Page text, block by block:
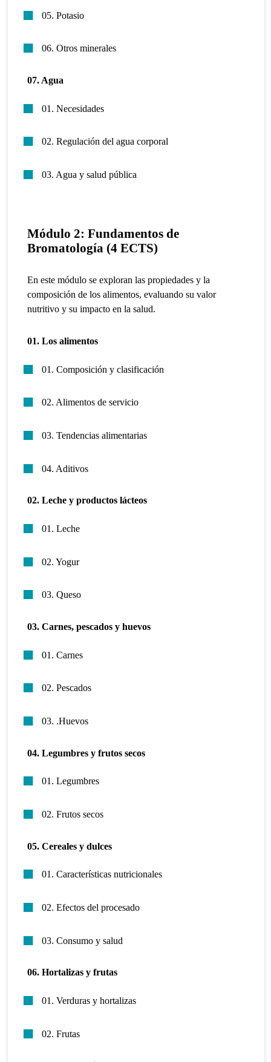
05. Potasio
06. Otros minerales
07. Agua
01. Necesidades
02. Regulación del agua corporal
03. Agua y salud pública
Módulo 2: Fundamentos de
Bromatología (4 ECTS)
En este módulo se exploran las propiedades y la
composición de los alimentos, evaluando su valor
nutritivo y su impacto en la salud.
01. Los alimentos
01. Composición y clasificación
02. Alimentos de servicio
03. Tendencias alimentarias
04. Aditivos
02. Leche y productos lácteos
01. Leche
02. Yogur
03. Queso
03. Carnes, pescados y huevos
01. Carnes
02. Pescados
03. .Huevos
04. Legumbres y frutos secos
01. Legumbres
02. Frutos secos
05. Cereales y dulces
01. Características nutricionales
02. Efectos del procesado
03. Consumo y salud
06. Hortalizas y frutas
01. Verduras y hortalizas
02. Frutas